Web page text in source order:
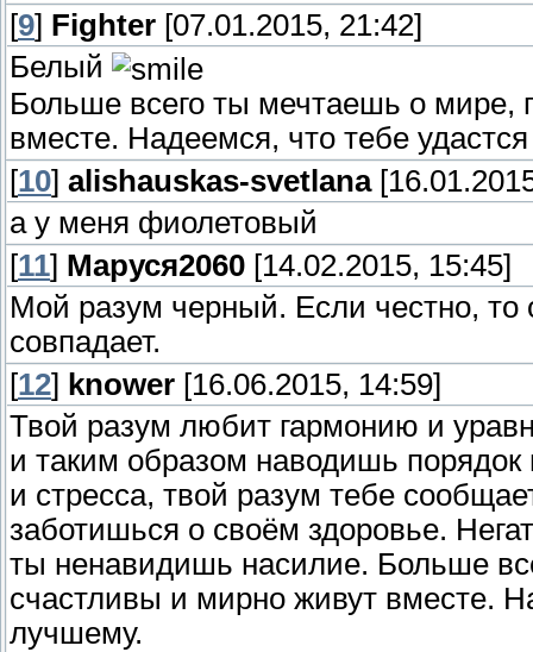
[9] Fighter [07.01.2015, 21:42]
Белый
Больше всего ты мечтаешь о мире,
вместе. Надеемся, что тебе
[10] alishauskas-svetlana
а у меня фиолетовый
[11] Маруся2060 [14.02.2015, 15:45]
Мой разум черный. Если честно,
совпадает.
[12] knower [16.06.2015, 14:59]
Твой разум любит гармонию и
и таким образом наводишь порядок
и стресса, твой разум тебе
заботишься о своём здоровье.
ты ненавидишь насилие. Больше
счастливы и мирно живут вместе.
лучшему.